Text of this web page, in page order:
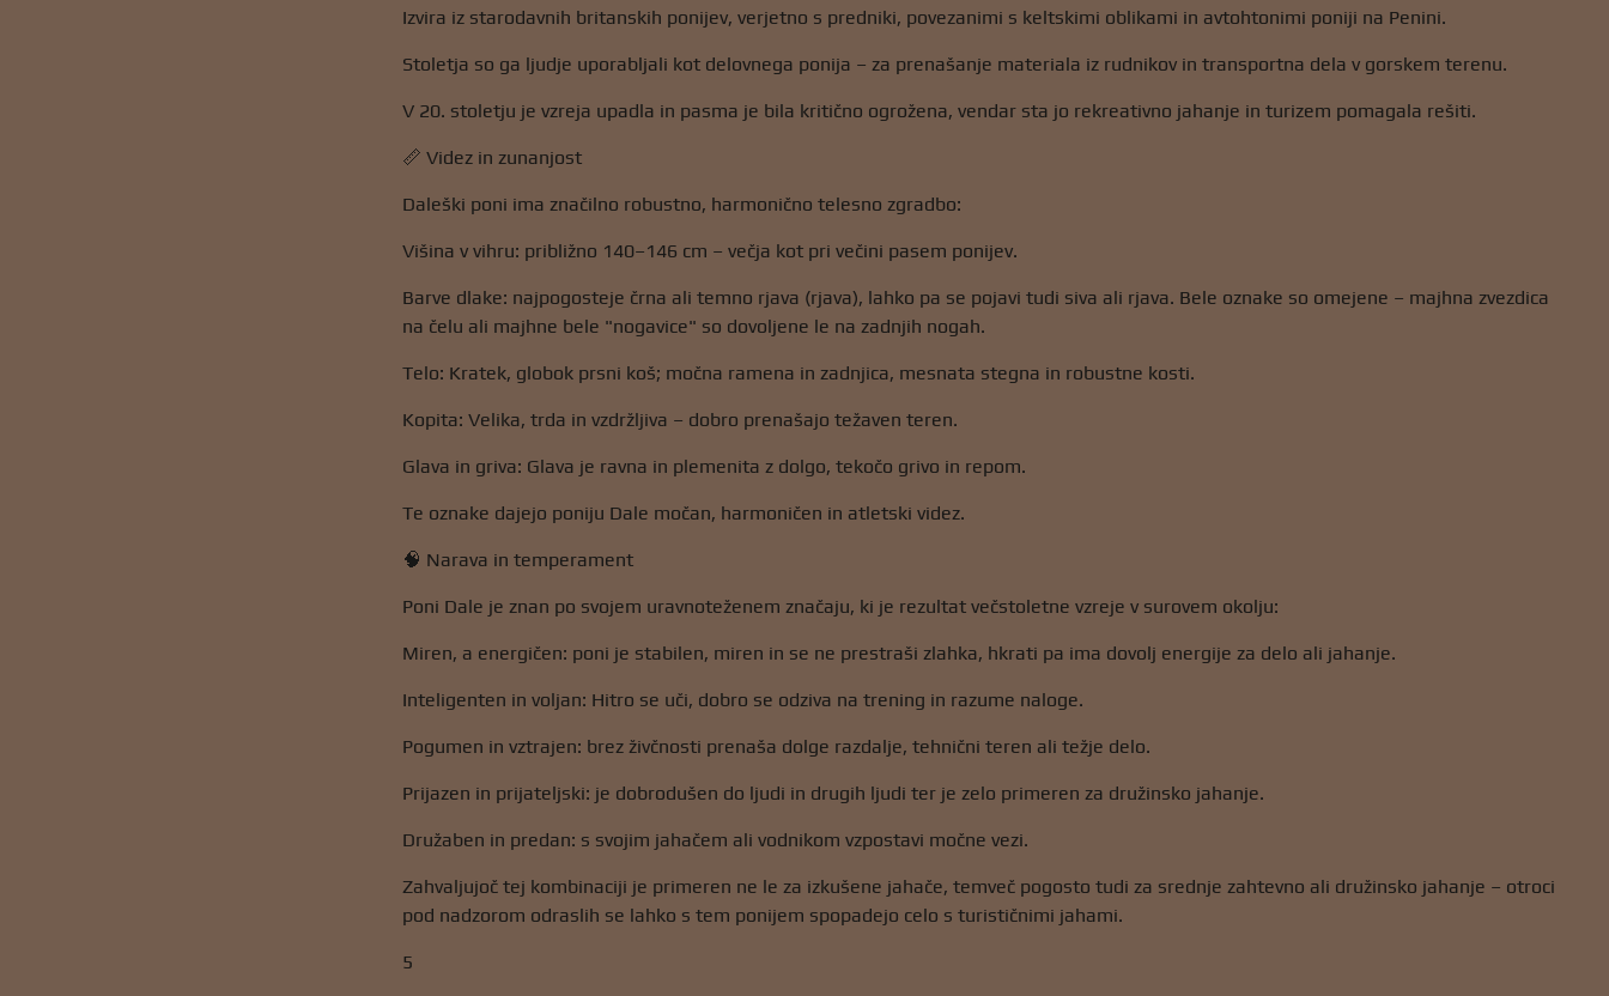
Izvira iz starodavnih britanskih ponijev, verjetno s predniki, povezanimi s keltskimi oblikami in avtohtonimi poniji na Penini.
Stoletja so ga ljudje uporabljali kot delovnega ponija – za prenašanje materiala iz rudnikov in transportna dela v gorskem terenu.
V 20. stoletju je vzreja upadla in pasma je bila kritično ogrožena, vendar sta jo rekreativno jahanje in turizem pomagala rešiti.
📏 Videz in zunanjost
Daleški poni ima značilno robustno, harmonično telesno zgradbo:
Višina v vihru: približno 140–146 cm – večja kot pri večini pasem ponijev.
Barve dlake: najpogosteje črna ali temno rjava (rjava), lahko pa se pojavi tudi siva ali rjava. Bele oznake so omejene – majhna zvezdica
na čelu ali majhne bele "nogavice" so dovoljene le na zadnjih nogah.
Telo: Kratek, globok prsni koš; močna ramena in zadnjica, mesnata stegna in robustne kosti.
Kopita: Velika, trda in vzdržljiva – dobro prenašajo težaven teren.
Glava in griva: Glava je ravna in plemenita z dolgo, tekočo grivo in repom.
Te oznake dajejo poniju Dale močan, harmoničen in atletski videz.
🧠 Narava in temperament
Poni Dale je znan po svojem uravnoteženem značaju, ki je rezultat večstoletne vzreje v surovem okolju:
Miren, a energičen: poni je stabilen, miren in se ne prestraši zlahka, hkrati pa ima dovolj energije za delo ali jahanje.
Inteligenten in voljan: Hitro se uči, dobro se odziva na trening in razume naloge.
Pogumen in vztrajen: brez živčnosti prenaša dolge razdalje, tehnični teren ali težje delo.
Prijazen in prijateljski: je dobrodušen do ljudi in drugih ljudi ter je zelo primeren za družinsko jahanje.
Družaben in predan: s svojim jahačem ali vodnikom vzpostavi močne vezi.
Zahvaljujoč tej kombinaciji je primeren ne le za izkušene jahače, temveč pogosto tudi za srednje zahtevno ali družinsko jahanje – otroci
pod nadzorom odraslih se lahko s tem ponijem spopadejo celo s turističnimi jahami.
5